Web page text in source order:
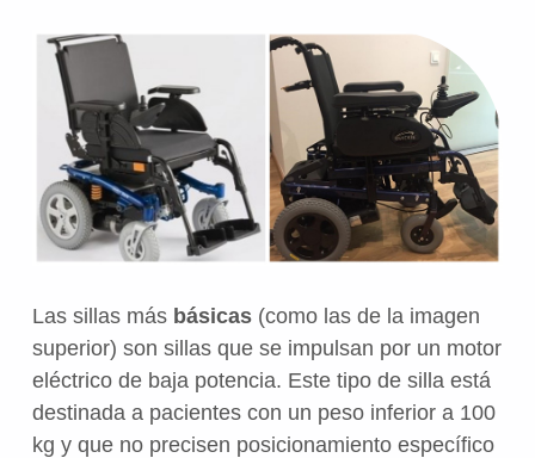
Las sillas más básicas(como las de la imagen
superior) son sillas que se impulsan por un motor
eléctrico de baja potencia. Este tipo de silla está
destinada a pacientes con un peso inferior a 100
kg y que no precisen posicionamiento específico